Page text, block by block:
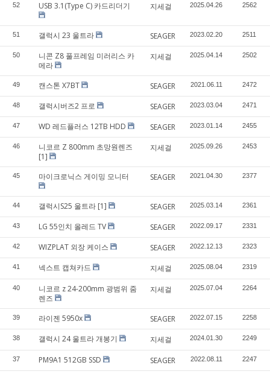
52 USB 3.1(Type C) 카드리더기 지세걸 2025.04.26 2562
51 갤럭시 23 울트라 SEAGER 2023.02.20 2511
50
니콘 Z8 풀프레임 미러리스 카
메라
지세걸 2025.04.14 2502
49 캔스톤 X7BT SEAGER 2021.06.11 2472
48 갤럭시버즈2 프로 SEAGER 2023.03.04 2471
47 WD 레드플러스 12TB HDD SEAGER 2023.01.14 2455
46
니코르 Z 800mm 초망원렌즈
[1]
지세걸 2025.09.26 2453
45 마이크로닉스 게이밍 모니터 SEAGER 2021.04.30 2377
44 갤럭시S25 울트라 [1] SEAGER 2025.03.14 2361
43 LG 55인치 올레드 TV SEAGER 2022.09.17 2331
42 WIZPLAT 외장 케이스 SEAGER 2022.12.13 2323
41 넥스트 캡쳐카드 지세걸 2025.08.04 2319
40
니코르 z 24-200mm 광범위 줌
렌즈
지세걸 2025.07.04 2264
39 라이젠 5950x SEAGER 2022.07.15 2258
38 갤럭시 24 울트라 개봉기 지세걸 2024.01.30 2249
37 PM9A1 512GB SSD SEAGER 2022.08.11 2247